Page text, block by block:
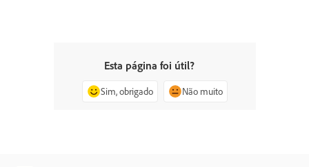
Esta página foi útil?
Sim, obrigado Não muito